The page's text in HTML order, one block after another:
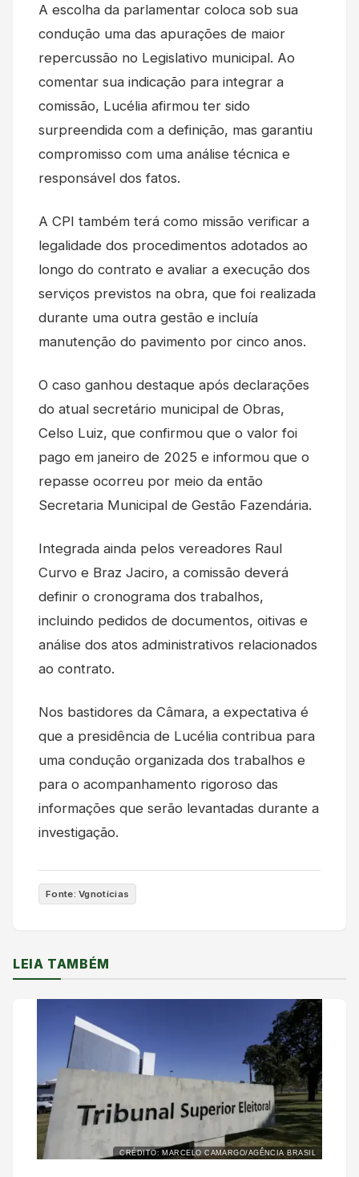
A escolha da parlamentar coloca sob sua
condução uma das apurações de maior
repercussão no Legislativo municipal. Ao
comentar sua indicação para integrar a
comissão, Lucélia afirmou ter sido
surpreendida com a definição, mas garantiu
compromisso com uma análise técnica e
responsável dos fatos.
A CPI também terá como missão verificar a
legalidade dos procedimentos adotados ao
longo do contrato e avaliar a execução dos
serviços previstos na obra, que foi realizada
durante uma outra gestão e incluía
manutenção do pavimento por cinco anos.
O caso ganhou destaque após declarações
do atual secretário municipal de Obras,
Celso Luiz, que confirmou que o valor foi
pago em janeiro de 2025 e informou que o
repasse ocorreu por meio da então
Secretaria Municipal de Gestão Fazendária.
Integrada ainda pelos vereadores Raul
Curvo e Braz Jaciro, a comissão deverá
definir o cronograma dos trabalhos,
incluindo pedidos de documentos, oitivas e
análise dos atos administrativos relacionados
ao contrato.
Nos bastidores da Câmara, a expectativa é
que a presidência de Lucélia contribua para
uma condução organizada dos trabalhos e
para o acompanhamento rigoroso das
informações que serão levantadas durante a
investigação.
Fonte: Vgnotícias
LEIA TAMBÉM
CRÉDITO: MARCELO CAMARGO/AGÊNCIA BRASIL